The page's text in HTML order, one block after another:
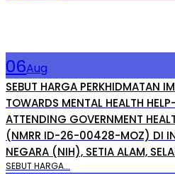
06Aug
SEBUT HARGA PERKHIDMATAN
TOWARDS MENTAL HEALTH
ATTENDING GOVERNMENT
(NMRR ID-26-00428-MOZ) DI
NEGARA (NIH), SETIA ALAM,
SEBUT HARGA...